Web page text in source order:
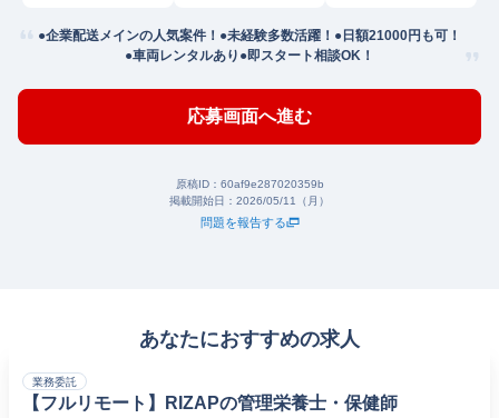
●企業配送メインの人気案件！●未経験多数活躍！●日額21000円も可！
●車両レンタルあり●即スタート相談OK！
応募画面へ進む
原稿ID： 60af9e287020359b
掲載開始日： 2026/05/11（月）
問題を報告する
あなたにおすすめの求人
業務委託
【フルリモート】RIZAPの管理栄養士・保健師